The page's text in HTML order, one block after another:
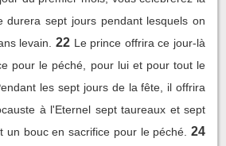
durera sept jours pendant lesquels on
levain.
22 Le prince offrira ce jour-là
pour le péché, pour lui et pour tout le
les sept jours de la fête, il offrira
à l'Eternel sept taureaux et sept
un bouc en sacrifice pour le péché. 24